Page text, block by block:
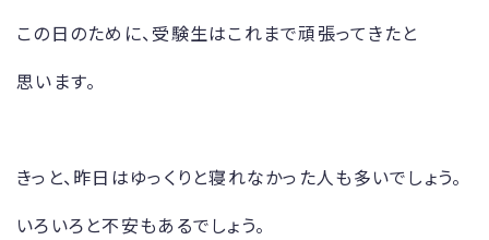
この日のために、受験生はこれまで頑張ってきたと
思います。
きっと、昨日はゆっくりと寝れなかった人も多いでしょう。
いろいろと不安もあるでしょう。